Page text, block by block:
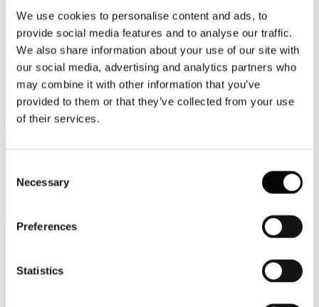
We use cookies to personalise content and ads, to
provide social media features and to analyse our traffic.
We also share information about your use of our site with
our social media, advertising and analytics partners who
may combine it with other information that you’ve
provided to them or that they’ve collected from your use
of their services.
Selection
Necessary
Preferences
Statistics
Categorie merceologiche